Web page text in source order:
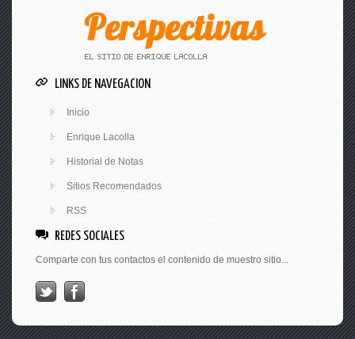
LINKS DE NAVEGACION
Inicio
Enrique Lacolla
Historial de Notas
Sitios Recomendados
RSS
REDES SOCIALES
Comparte con tus contactos el contenido de muestro sitio...